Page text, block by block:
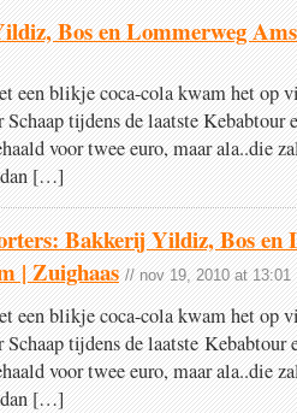
Bos en Lommerweg
een blikje coca-cola kwam het op
Schaap tijdens de laatste Kebabtour
voor twee euro, maar ala..die
dan […]
Bakkerij Yildiz, Bos en
| Zuighaas // nov 19, 2010 at 13:01
een blikje coca-cola kwam het op
Schaap tijdens de laatste Kebabtour
voor twee euro, maar ala..die
dan […]